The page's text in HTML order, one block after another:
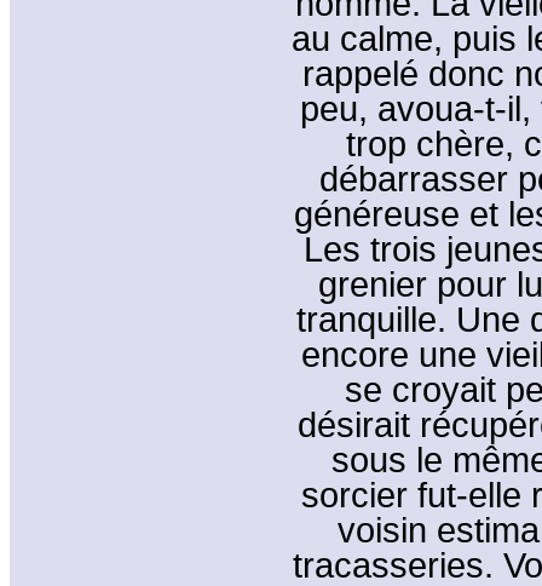
au calme, puis
rappelé donc
peu, avoua-t-
trop chère,
débarrasser
généreuse et
Les trois
grenier pour
tranquille. Une
encore une
se croyait
désirait
sous le
sorcier fut-elle
voisin
tracasseries.